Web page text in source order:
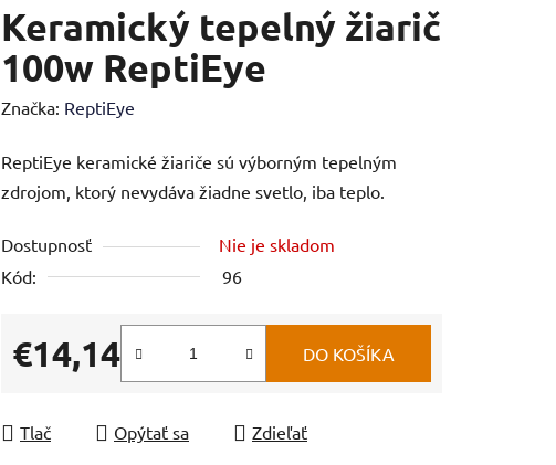
Keramický tepelný žiarič
100w ReptiEye
Značka: ReptiEye
ReptiEye keramické žiariče sú výborným tepelným
zdrojom, ktorý nevydáva žiadne svetlo, iba teplo.
Dostupnosť
Nie je skladom
Kód:
96
€14,14
Jednotková cena:
DO KOŠÍKA
Tlač Opýtať sa Zdieľať